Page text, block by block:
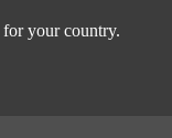
for your country.